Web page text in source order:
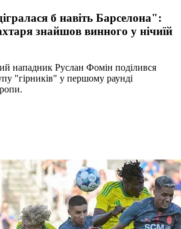
б навіть Барселона":
знайшов винного у нічиїй
нападник Руслан Фомін поділився
"гірників" у першому раунді